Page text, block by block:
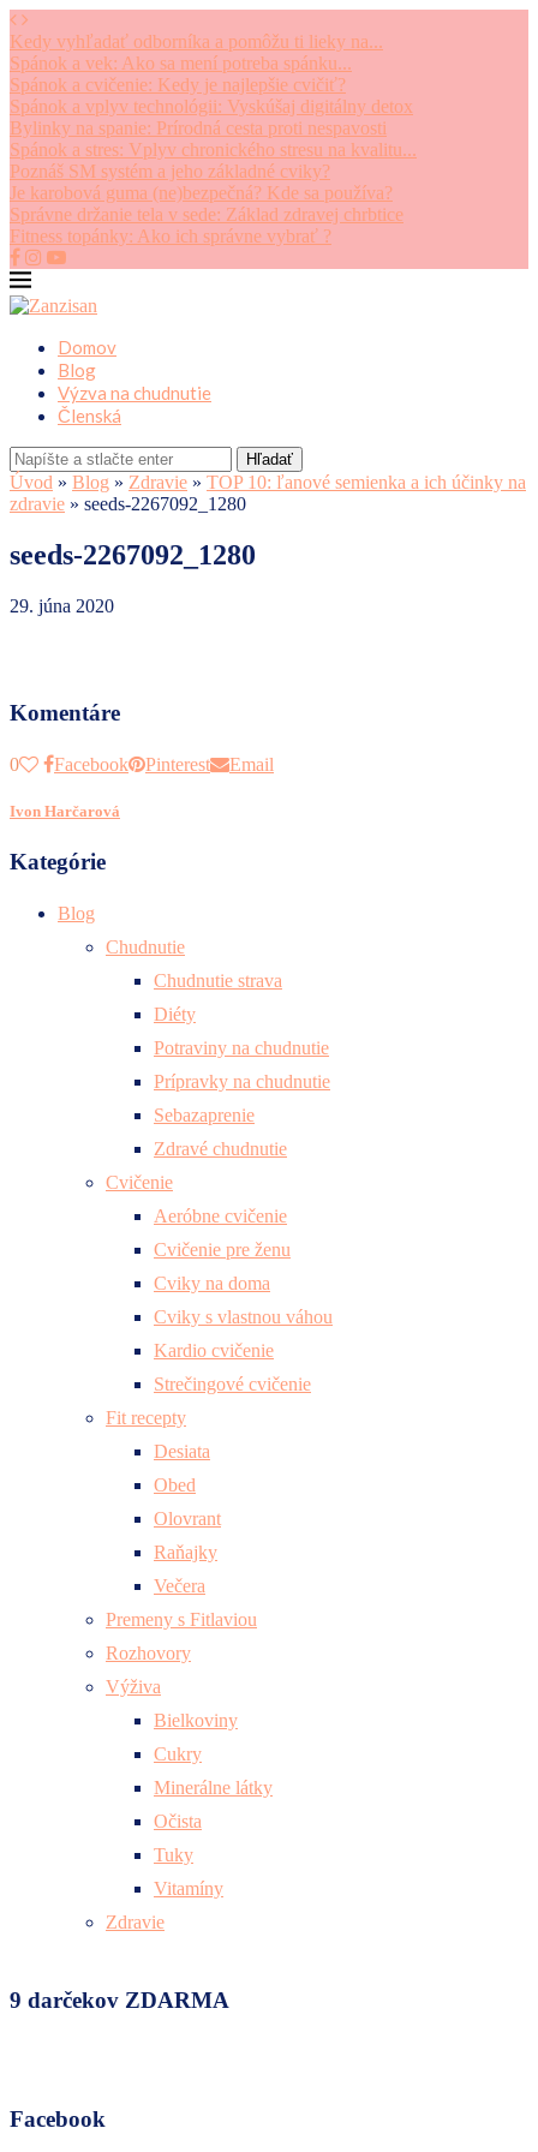
Kedy vyhľadať odborníka a pomôžu ti lieky na...
Spánok a vek: Ako sa mení potreba spánku...
Spánok a cvičenie: Kedy je najlepšie cvičiť?
Spánok a vplyv technológii: Vyskúšaj digitálny detox
Bylinky na spanie: Prírodná cesta proti nespavosti
Spánok a stres: Vplyv chronického stresu na kvalitu...
Poznáš SM systém a jeho základné cviky?
Je karobová guma (ne)bezpečná? Kde sa používa?
Správne držanie tela v sede: Základ zdravej chrbtice
Fitness topánky: Ako ich správne vybrať ?
Domov
Blog
Výzva na chudnutie
Členská
Hľadať
Úvod » Blog » Zdravie » TOP 10: ľanové semienka a ich účinky na
zdravie » seeds-2267092_1280
seeds-2267092_1280
29. júna 2020
Komentáre
0 Facebook Pinterest Email
Ivon Harčarová
Kategórie
Blog
Chudnutie
Chudnutie strava
Diéty
Potraviny na chudnutie
Prípravky na chudnutie
Sebazaprenie
Zdravé chudnutie
Cvičenie
Aeróbne cvičenie
Cvičenie pre ženu
Cviky na doma
Cviky s vlastnou váhou
Kardio cvičenie
Strečingové cvičenie
Fit recepty
Desiata
Obed
Olovrant
Raňajky
Večera
Premeny s Fitlaviou
Rozhovory
Výživa
Bielkoviny
Cukry
Minerálne látky
Očista
Tuky
Vitamíny
Zdravie
9 darčekov ZDARMA
Facebook